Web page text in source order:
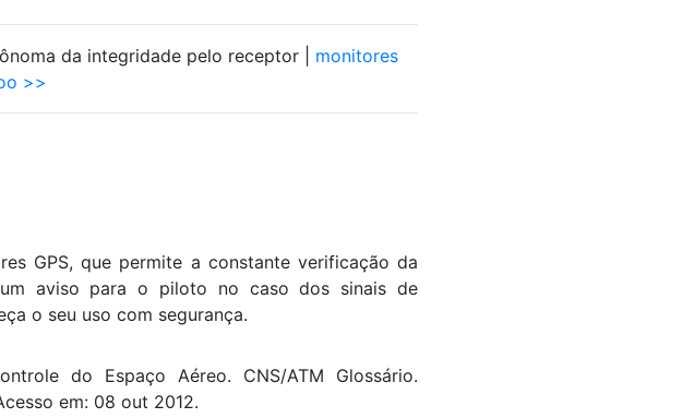
da integridade pelo receptor | monitores
>>
GPS, que permite a constante verificação da
aviso para o piloto no caso dos sinais de
o seu uso com segurança.
do Espaço Aéreo. CNS/ATM Glossário.
em: 08 out 2012.